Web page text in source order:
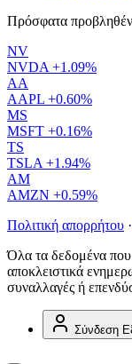
Πρόσφατα
NV
NVDA +1.09%
AA
AAPL +0.60%
MS
MSFT +0.16%
TS
TSLA +1.94%
AM
AMZN +0.59%
Πολιτική απορρήτου ·
Όλα τα δεδομένα που
αποκλειστικά
συναλλαγές ή
Σύνδεση